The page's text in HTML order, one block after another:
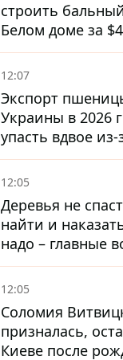
строить
Белом доме за
12:07
Экспорт
Украины в 2026
упасть вдвое из-
россиян по
12:05
Деревья не
найти и
надо – главные
выводы из
Теремках
12:05
Соломия
призналась,
Киеве после